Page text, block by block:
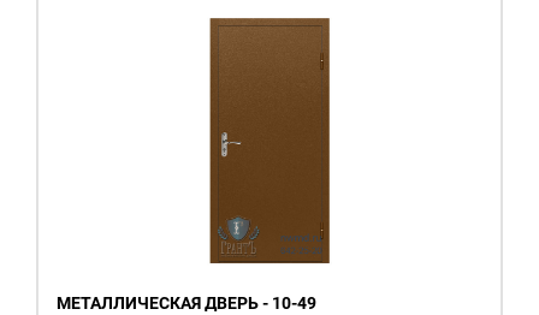
МЕТАЛЛИЧЕСКАЯ ДВЕРЬ - 10-49